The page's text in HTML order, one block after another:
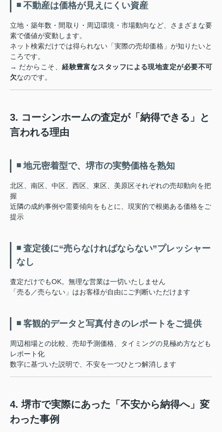
◾ 不動産は価格が見えにくい資産
立地・築年数・間取り・周辺環境・市場動向など、さまざまな要
素で価値が変動します。
ネット検索だけでは得られない「実際の売却価格」が知りたいと
ころです。
→ だからこそ、経験豊富なスタッフによる現地査定が必要不可
欠なのです。
3. コーシンホームの査定が「納得できる」と
言われる理由
◾ 地元密着型で、堺市の実勢価格を熟知
北区、南区、中区、西区、東区、美原区それぞれの売却動向を把
握
近隣の成約事例や需要傾向をもとに、現実的で根拠ある価格をご
提示
◾ 査定後に“売らなければならない”プレッシャー
なし
査定だけでもOK。無理な営業は一切いたしません
「売る／売らない」はお客様が自由にご判断いただけます
◾ 客観的データと写真付きのレポートをご提供
周辺相場との比較、売却予測価格、タイミングの見極め方なども
レポート化
数字に基づいた説明で、不安を一つひとつ解消します
4. 堺市で実際にあった「不安から納得へ」変
わった事例